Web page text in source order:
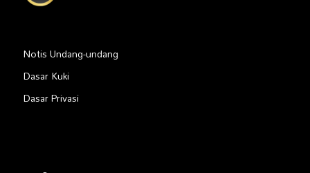
Notis Undang-undang
Dasar Kuki
Dasar Privasi